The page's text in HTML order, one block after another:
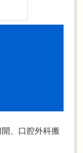
、口腔外科搬